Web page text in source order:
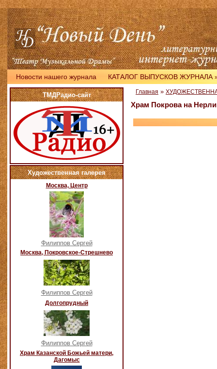
Новости нашего журнала КАТАЛОГ ВЫПУСКОВ ЖУРНАЛА
ТМДРадио-сайт
Художественная галерея
Москва, Центр
Филиппов Сергей
Москва, Покровское-Стрешнево
Филиппов Сергей
Долгопрудный
Филиппов Сергей
Храм Казанской Божьей матери,
Дагомыс
Главная »
Храм Покрова на Нерли